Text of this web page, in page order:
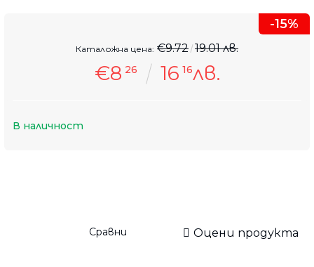
-15%
€8 26 16 16лв.
Каталожна цена: €9.72 19.01 лв.
В наличност
Сравни Оцени продукта